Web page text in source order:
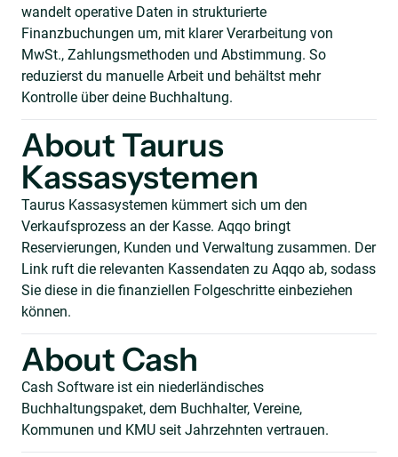
wandelt operative Daten in strukturierte
Finanzbuchungen um, mit klarer Verarbeitung von
MwSt., Zahlungsmethoden und Abstimmung. So
reduzierst du manuelle Arbeit und behältst mehr
Kontrolle über deine Buchhaltung.
About Taurus
Kassasystemen
Taurus Kassasystemen kümmert sich um den
Verkaufsprozess an der Kasse. Aqqo bringt
Reservierungen, Kunden und Verwaltung zusammen. Der
Link ruft die relevanten Kassendaten zu Aqqo ab, sodass
Sie diese in die finanziellen Folgeschritte einbeziehen
können.
About Cash
Cash Software ist ein niederländisches
Buchhaltungspaket, dem Buchhalter, Vereine,
Kommunen und KMU seit Jahrzehnten vertrauen.